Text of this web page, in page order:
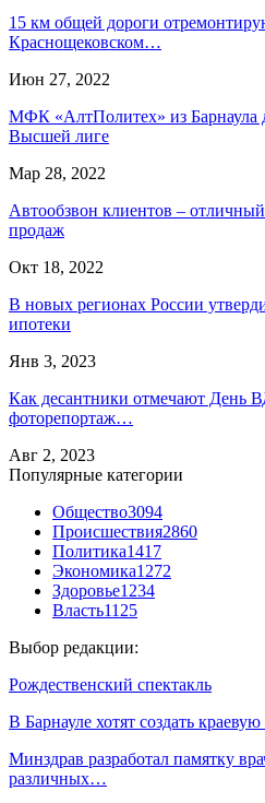
15 км общей дороги
Краснощековском…
Июн 27, 2022
МФК «АлтПолитех» из Барнаула
Высшей лиге
Мар 28, 2022
Автообзвон клиентов –
продаж
Окт 18, 2022
В новых регионах России
ипотеки
Янв 3, 2023
Как десантники отмечают День
фоторепортаж…
Авг 2, 2023
Популярные категории
Общество3094
Происшествия2860
Политика1417
Экономика1272
Здоровье1234
Власть1125
Выбор редакции:
Рождественский спектакль
В Барнауле хотят создать
Минздрав разработал памятку
различных…